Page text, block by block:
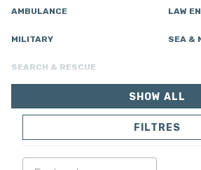
AMBULANCE LAW
MILITARY SEA &
SEARCH & RESCUE
COMBINAISON
SHOW ALL
FILTRES